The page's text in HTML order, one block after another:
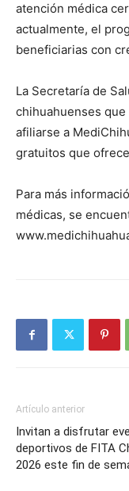
atención médica
actualmente, el
beneficiarias con
La Secretaría de
chihuahuenses
afiliarse a
gratuitos que
Para más
médicas, se
Artículo anterior
Invitan a disfrutar
deportivos de FITA
2026 este fin de